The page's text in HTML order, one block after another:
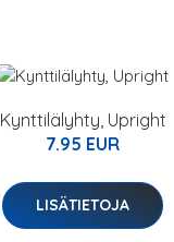
Kynttilälyhty, Upright
7.95 EUR
LISÄTIETOJA